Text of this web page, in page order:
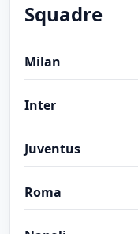
Squadre
Milan
Inter
Juventus
Roma